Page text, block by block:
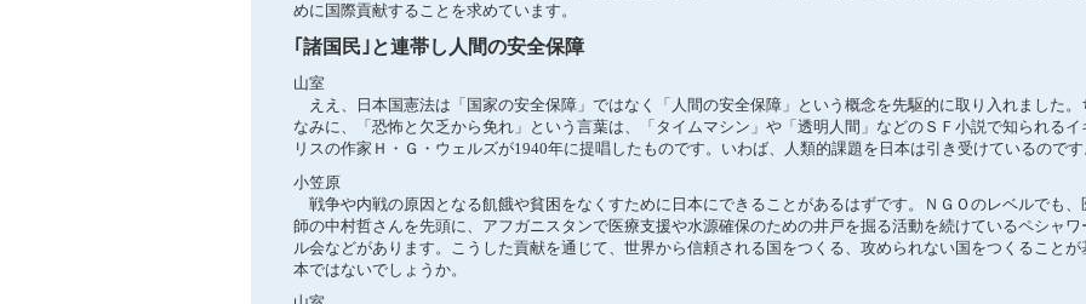
めに国際貢献することを求めています。
｢諸国民｣と連帯し人間の安全保障
山室
ええ、日本国憲法は「国家の安全保障」ではなく「人間の安全保障」という概念を先駆的に取り入れました。
なみに、「恐怖と欠乏から免れ」という言葉は、「タイムマシン」や「透明人間」などのＳＦ小説で知られるイ
リスの作家Ｈ・Ｇ・ウェルズが1940年に提唱したものです。いわば、人類的課題を日本は引き受けているのです
小笠原
戦争や内戦の原因となる飢餓や貧困をなくすために日本にできることがあるはずです。ＮＧＯのレベルでも、
師の中村哲さんを先頭に、アフガニスタンで医療支援や水源確保のための井戸を掘る活動を続けているペシャワ
ル会などがあります。こうした貢献を通じて、世界から信頼される国をつくる、攻められない国をつくることが
本ではないでしょうか。